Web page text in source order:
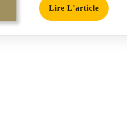
Lire L'article Lire
L'article